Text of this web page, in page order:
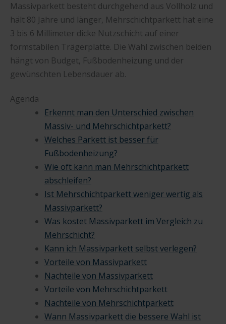
Massivparkett besteht durchgehend aus Vollholz und
hält 80 Jahre und länger, Mehrschichtparkett hat eine
3 bis 6 Millimeter dicke Nutzschicht auf einer
formstabilen Trägerplatte. Die Wahl zwischen beiden
hängt von Budget, Fußbodenheizung und der
gewünschten Lebensdauer ab.
Agenda
Erkennt man den Unterschied zwischen
Massiv- und Mehrschichtparkett?
Welches Parkett ist besser für
Fußbodenheizung?
Wie oft kann man Mehrschichtparkett
abschleifen?
Ist Mehrschichtparkett weniger wertig als
Massivparkett?
Was kostet Massivparkett im Vergleich zu
Mehrschicht?
Kann ich Massivparkett selbst verlegen?
Vorteile von Massivparkett
Nachteile von Massivparkett
Vorteile von Mehrschichtparkett
Nachteile von Mehrschichtparkett
Wann Massivparkett die bessere Wahl ist